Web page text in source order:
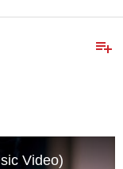
playlist_add
Video)